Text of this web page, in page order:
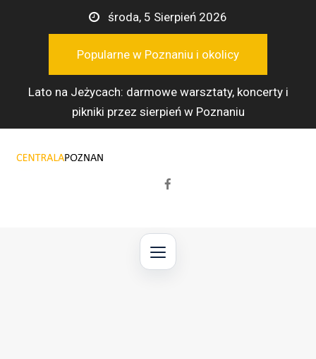
Przejdź
treści
środa, 5 Sierpień 2026
Popularne w Poznaniu i okolicy
Lato na Jeżycach: darmowe warsztaty, koncerty i
pikniki przez sierpień w Poznaniu